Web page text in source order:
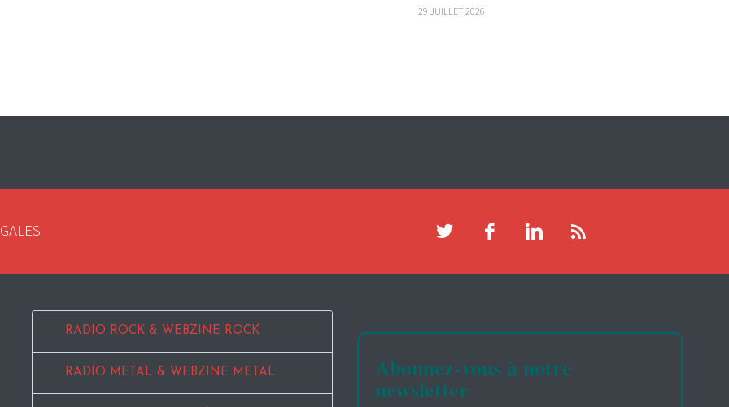
29 JUILLET 2026
RADIO ROCK & WEBZINE ROCK
RADIO METAL & WEBZINE METAL Abonnez-vous à notre
newsletter